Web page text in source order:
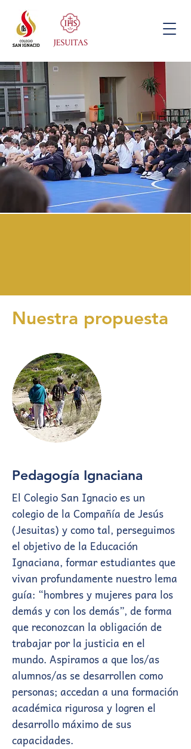
Nuestra propuesta
Pedagogía Ignaciana
El Colegio San Ignacio es un
colegio de la Compañía de Jesús
(Jesuitas) y como tal, perseguimos
el objetivo de la Educación
Ignaciana, formar estudiantes que
vivan profundamente nuestro lema
guía: “hombres y mujeres para los
demás y con los demás”, de forma
que reconozcan la obligación de
trabajar por la justicia en el
mundo. Aspiramos a que los/as
alumnos/as se desarrollen como
personas; accedan a una formación
académica rigurosa y logren el
desarrollo máximo de sus
capacidades.